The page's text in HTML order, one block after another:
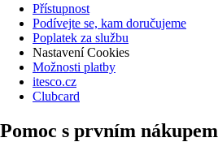
Přístupnost
Podívejte se, kam doručujeme
Poplatek za službu
Nastavení Cookies
Možnosti platby
itesco.cz
Clubcard
Pomoc s prvním nákupem